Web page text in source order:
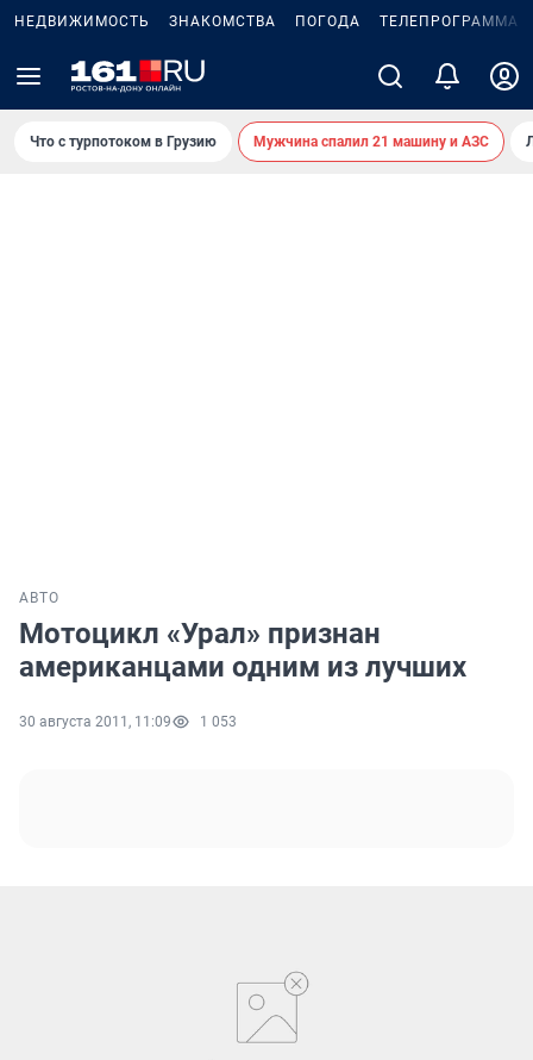
НЕДВИЖИМОСТЬ ЗНАКОМСТВА ПОГОДА ТЕЛЕПРОГРАММА
Что с турпотоком в Грузию Мужчина спалил 21 машину и АЗС
АВТО
Мотоцикл «Урал» признан
американцами одним из лучших
30 августа 2011, 11:09 1 053